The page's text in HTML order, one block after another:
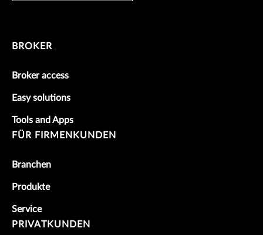
BROKER
Broker access
Easy solutions
Tools and Apps
FÜR FIRMENKUNDEN
Branchen
Produkte
Service
PRIVATKUNDEN